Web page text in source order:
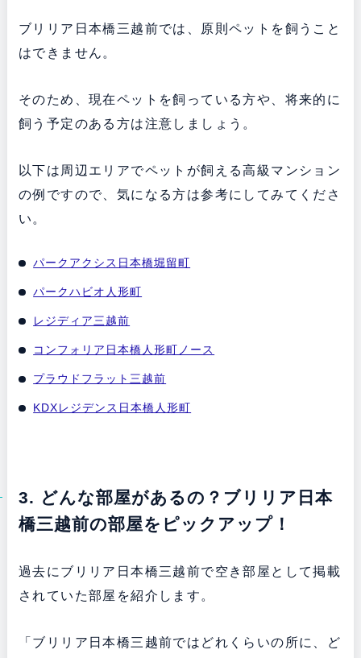
ブリリア日本橋三越前では、原則ペットを飼うこと
はできません。
そのため、現在ペットを飼っている方や、将来的に
飼う予定のある方は注意しましょう。
以下は周辺エリアでペットが飼える高級マンション
の例ですので、気になる方は参考にしてみてくださ
い。
パークアクシス日本橋堀留町
パークハビオ人形町
レジディア三越前
コンフォリア日本橋人形町ノース
プラウドフラット三越前
KDXレジデンス日本橋人形町
3. どんな部屋があるの？ブリリア日本
橋三越前の部屋をピックアップ！
過去にブリリア日本橋三越前で空き部屋として掲載
されていた部屋を紹介します。
「ブリリア日本橋三越前ではどれくらいの所に、ど